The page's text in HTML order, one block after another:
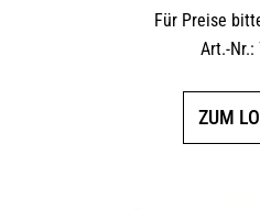
Für Preise
Art.-Nr.:
ZUM